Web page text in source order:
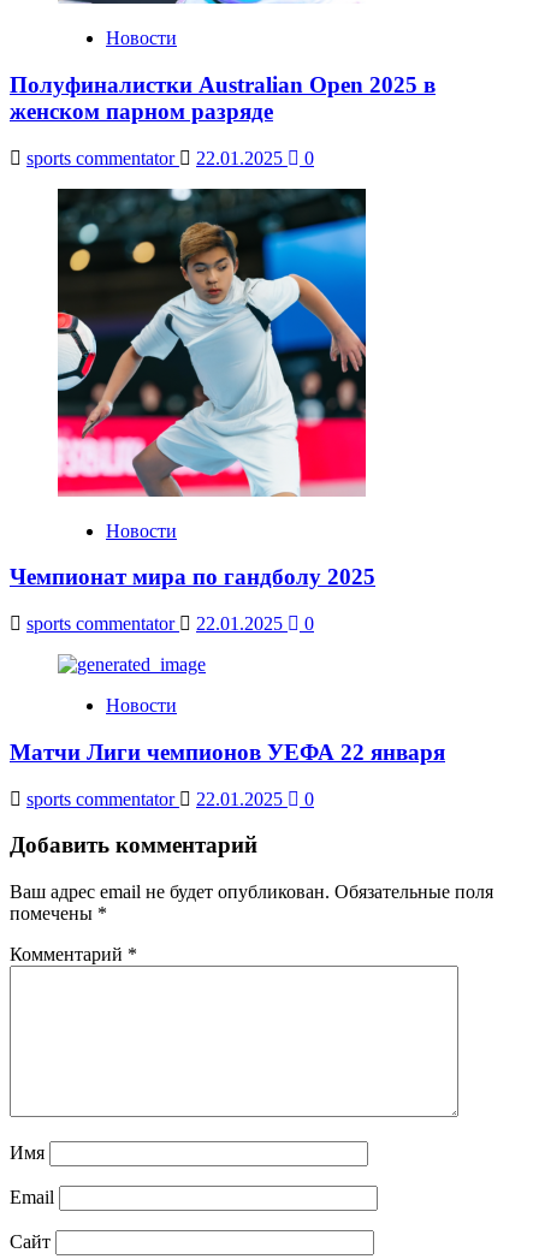
Новости
Полуфиналистки Australian Open 2025 в
женском парном разряде
sports commentator 22.01.2025 0
Новости
Чемпионат мира по гандболу 2025
sports commentator 22.01.2025 0
Новости
Матчи Лиги чемпионов УЕФА 22 января
sports commentator 22.01.2025 0
Добавить комментарий
Ваш адрес email не будет опубликован. Обязательные поля
помечены *
Комментарий *
Имя
Email
Сайт